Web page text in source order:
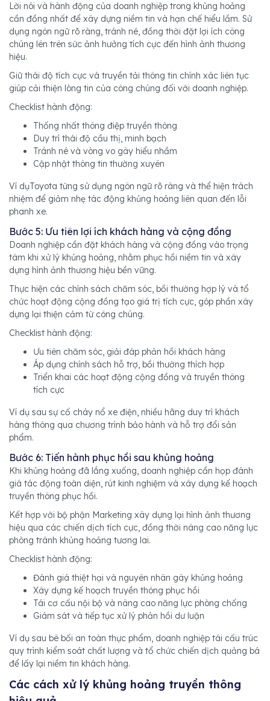
Lời nói và hành động của doanh nghiệp trong khủng hoảng
cần đồng nhất để xây dựng niềm tin và hạn chế hiểu lầm. Sử
dụng ngôn ngữ rõ ràng, tránh né, đồng thời đặt lợi ích công
chúng lên trên sức ảnh hưởng tích cực đến hình ảnh thương
hiệu.
Giữ thái độ tích cực và truyền tải thông tin chính xác liên tục
giúp cải thiện lòng tin của công chúng đối với doanh nghiệp.
Checklist hành động:
Thống nhất thông điệp truyền thông
Duy trì thái độ cầu thị, minh bạch
Tránh né và vòng vo gây hiểu nhầm
Cập nhật thông tin thường xuyên
Ví dụToyota từng sử dụng ngôn ngữ rõ ràng và thể hiện trách
nhiệm để giảm nhẹ tác động khủng hoảng liên quan đến lỗi
phanh xe.
Bước 5: Ưu tiên lợi ích khách hàng và cộng đồng
Doanh nghiệp cần đặt khách hàng và cộng đồng vào trọng
tâm khi xử lý khủng hoảng, nhằm phục hồi niềm tin và xây
dựng hình ảnh thương hiệu bền vững.
Thực hiện các chính sách chăm sóc, bồi thường hợp lý và tổ
chức hoạt động cộng đồng tạo giá trị tích cực, góp phần xây
dựng lại thiện cảm từ công chúng.
Checklist hành động:
Ưu tiên chăm sóc, giải đáp phản hồi khách hàng
Áp dụng chính sách hỗ trợ, bồi thường thích hợp
Triển khai các hoạt động cộng đồng và truyền thông
tích cực
Ví dụ sau sự cố cháy nổ xe điện, nhiều hãng duy trì khách
hàng thông qua chương trình bảo hành và hỗ trợ đổi sản
phẩm.
Bước 6: Tiến hành phục hồi sau khủng hoảng
Khi khủng hoảng đã lắng xuống, doanh nghiệp cần họp đánh
giá tác động toàn diện, rút kinh nghiệm và xây dựng kế hoạch
truyền thông phục hồi.
Kết hợp với bộ phận Marketing xây dựng lại hình ảnh thương
hiệu qua các chiến dịch tích cực, đồng thời nâng cao năng lực
phòng tránh khủng hoảng tương lai.
Checklist hành động:
Đánh giá thiệt hại và nguyên nhân gây khủng hoảng
Xây dựng kế hoạch truyền thông phục hồi
Tái cơ cấu nội bộ và nâng cao năng lực phòng chống
Giám sát và tiếp tục xử lý phản hồi dư luận
Ví dụ sau bê bối an toàn thực phẩm, doanh nghiệp tái cấu trúc
quy trình kiểm soát chất lượng và tổ chức chiến dịch quảng bá
để lấy lại niềm tin khách hàng.
Các cách xử lý khủng hoảng truyền thông